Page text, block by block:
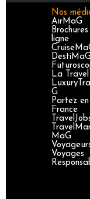
Nos
AirMaG
ligne
La Travel
G
Partez en
France
MaG
Voyages